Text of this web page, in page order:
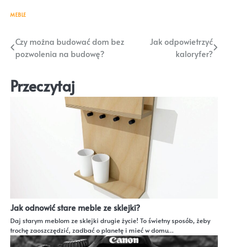
MEBLE
Nawigacja
wpisu
Czy można budować dom bez
pozwolenia na budowę?
Jak odpowietrzyć
kaloryfer?
Przeczytaj
Jak odnowić stare meble ze sklejki?
Daj starym meblom ze sklejki drugie życie! To świetny sposób, żeby
trochę zaoszczędzić, zadbać o planetę i mieć w domu…